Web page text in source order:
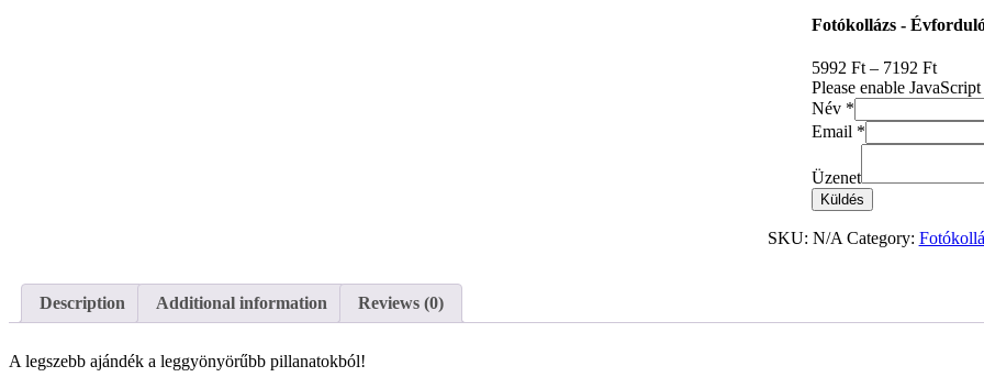
Fotókollázs -
5992 Ft– 7192 Ft
Please enable
Név *
Email *
Üzenet
Küldés
SKU: N/A Category:
Description Additional information Reviews (0)
A legszebb ajándék a leggyönyörűbb pillanatokból!